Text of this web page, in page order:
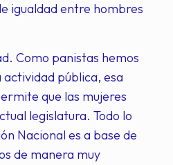
igualdad entre hombres
Como panistas hemos
pública, esa
que las mujeres
legislatura. Todo lo
Nacional es a base de
de manera muy